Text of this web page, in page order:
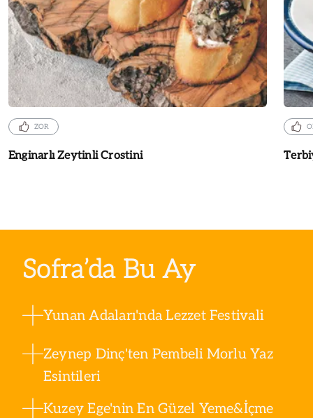
ZOR
Enginarlı Zeytinli Crostini
Sofra’da Bu Ay
Yunan Adaları'nda Lezzet Festivali
Zeynep Dinç'ten Pembeli Morlu Yaz
Esintileri
Kuzey Ege'nin En Güzel Yeme&İçme